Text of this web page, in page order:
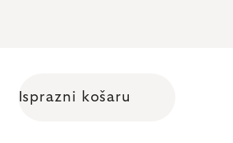
Isprazni košaru